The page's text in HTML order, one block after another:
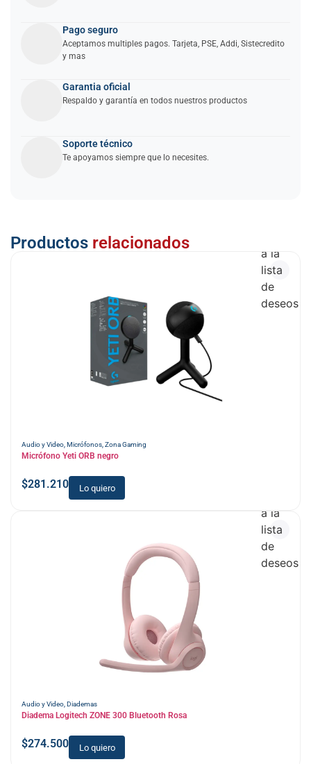
Pago seguro
Aceptamos multiples pagos. Tarjeta, PSE, Addi, Sistecredito
y mas
Garantia oficial
Respaldo y garantía en todos nuestros productos
Soporte técnico
Te apoyamos siempre que lo necesites.
Productos relacionados
Audio y Video, Micrófonos,Zona Gaming
Micrófono Yeti ORB negro
$281.210 Lo quiero
a la
lista
de
deseos
Audio y Video, Diademas
Diadema Logitech ZONE 300 Bluetooth Rosa
$274.500 Lo quiero
a la
lista
de
deseos